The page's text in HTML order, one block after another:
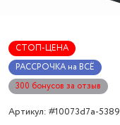
СТОП-ЦЕНА
РАССРОЧКА на ВСЁ
300 бонусов за отзыв
Артикул: #10073d7a-